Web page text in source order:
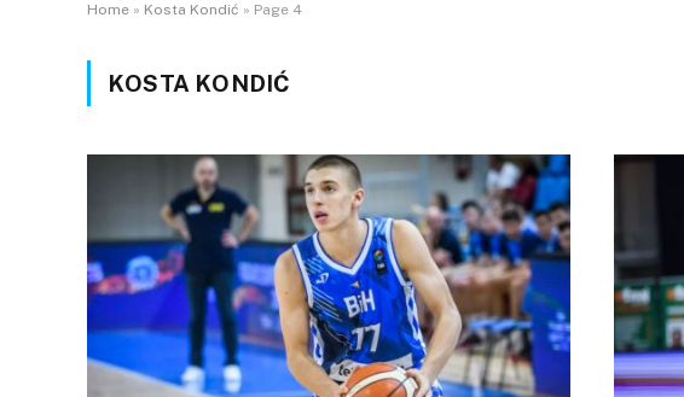
Home » Kosta Kondić » Page 4
KOSTA KONDIĆ